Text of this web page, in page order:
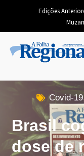
Edições
Covid-19
Brasil
dose de